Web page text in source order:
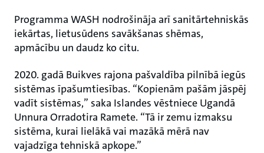
Programma WASH nodrošināja arī sanitārtehniskās
iekārtas, lietusūdens savākšanas shēmas,
apmācību un daudz ko citu.
2020. gadā Buikves rajona pašvaldība pilnībā iegūs
sistēmas īpašumtiesības. “Kopienām pašām jāspēj
vadīt sistēmas,” saka Islandes vēstniece Ugandā
Unnura Orradotira Ramete. “Tā ir zemu izmaksu
sistēma, kurai lielākā vai mazākā mērā nav
vajadzīga tehniskā apkope.”